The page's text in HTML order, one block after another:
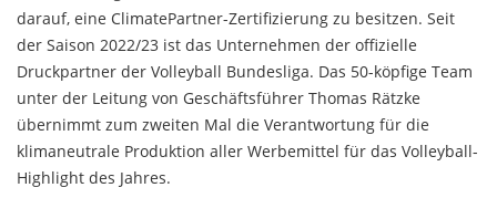
darauf, eine ClimatePartner-Zertifizierung zu besitzen. Seit
der Saison 2022/23 ist das Unternehmen der offizielle
Druckpartner der Volleyball Bundesliga. Das 50-köpfige Team
unter der Leitung von Geschäftsführer Thomas Rätzke
übernimmt zum zweiten Mal die Verantwortung für die
klimaneutrale Produktion aller Werbemittel für das Volleyball-
Highlight des Jahres.